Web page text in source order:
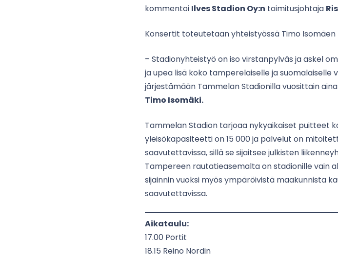
kommentoi Ilves Stadion Oy:n toimitusjohtaja
Konsertit toteutetaan yhteistyössä Timo Isomäen
– Stadionyhteistyö on iso virstanpylväs ja askel
ja upea lisä koko tamperelaiselle ja suomalaiselle
järjestämään Tammelan Stadionilla vuosittain
Timo Isomäki.
Tammelan Stadion tarjoaa nykyaikaiset puitteet
yleisökapasiteetti on 15 000 ja palvelut on
saavutettavissa, sillä se sijaitsee julkisten
Tampereen rautatieasemalta on stadionille vain
sijainnin vuoksi myös ympäröivistä maakunnista
saavutettavissa.
Aikataulu:
17.00 Portit
18.15 Reino Nordin